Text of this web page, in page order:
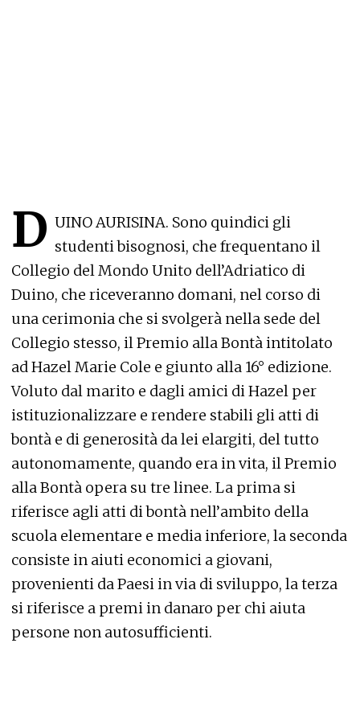
D UINO AURISINA. Sono quindici gli
studenti bisognosi, che frequentano il
Collegio del Mondo Unito dell’Adriatico di
Duino, che riceveranno domani, nel corso di
una cerimonia che si svolgerà nella sede del
Collegio stesso, il Premio alla Bontà intitolato
ad Hazel Marie Cole e giunto alla 16° edizione.
Voluto dal marito e dagli amici di Hazel per
istituzionalizzare e rendere stabili gli atti di
bontà e di generosità da lei elargiti, del tutto
autonomamente, quando era in vita, il Premio
alla Bontà opera su tre linee. La prima si
riferisce agli atti di bontà nell’ambito della
scuola elementare e media inferiore, la seconda
consiste in aiuti economici a giovani,
provenienti da Paesi in via di sviluppo, la terza
si riferisce a premi in danaro per chi aiuta
persone non autosufficienti.